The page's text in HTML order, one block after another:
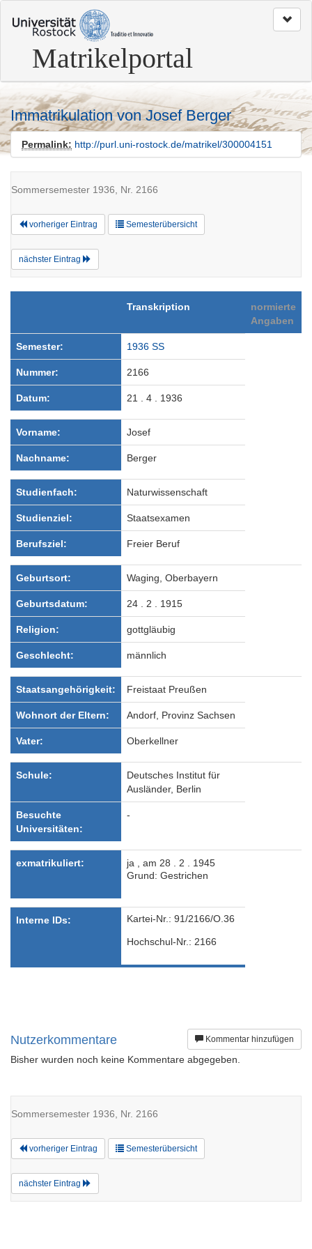
zum
Seitenanfang
Matrikelportal
Immatrikulation von Josef Berger
Permalink: http://purl.uni-rostock.de/matrikel/300004151
Sommersemester 1936, Nr. 2166
vorheriger Eintrag Semesterübersicht
nächster Eintrag
Transkription
normierte
Angaben
Semester: 1936 SS
Nummer: 2166
Datum: 21 . 4 . 1936
Vorname: Josef
Nachname: Berger
Studienfach: Naturwissenschaft
Studienziel: Staatsexamen
Berufsziel: Freier Beruf
Geburtsort: Waging, Oberbayern
Geburtsdatum: 24 . 2 . 1915
Religion: gottgläubig
Geschlecht: männlich
Staatsangehörigkeit: Freistaat Preußen
Wohnort der Eltern: Andorf, Provinz Sachsen
Vater: Oberkellner
Schule:
Deutsches Institut für
Ausländer, Berlin
Besuchte
Universitäten:
-
exmatrikuliert:
ja , am 28 . 2 . 1945
Grund: Gestrichen
Interne IDs: Kartei-Nr.: 91/2166/O.36
Hochschul-Nr.: 2166
Kommentar hinzufügen
Nutzerkommentare
Bisher wurden noch keine Kommentare abgegeben.
Sommersemester 1936, Nr. 2166
vorheriger Eintrag Semesterübersicht
nächster Eintrag